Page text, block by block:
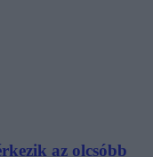
az olcsóbb